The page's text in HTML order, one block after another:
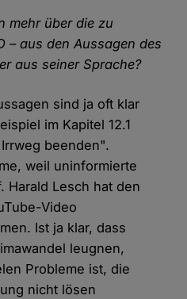
mehr über die zu
– aus den Aussagen des
aus seiner Sprache?
sind ja oft klar
im Kapitel 12.1
beenden".
weil uninformierte
Harald Lesch hat den
Video
Ist ja klar, dass
leugnen,
Probleme ist, die
nicht lösen